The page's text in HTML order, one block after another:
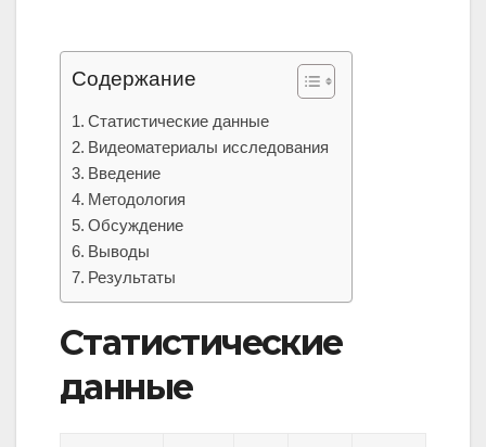
Содержание
Статистические данные
Видеоматериалы исследования
Введение
Методология
Обсуждение
Выводы
Результаты
Статистические
данные